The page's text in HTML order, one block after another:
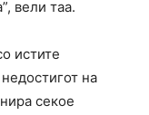
вели таа.
истите
на
секое